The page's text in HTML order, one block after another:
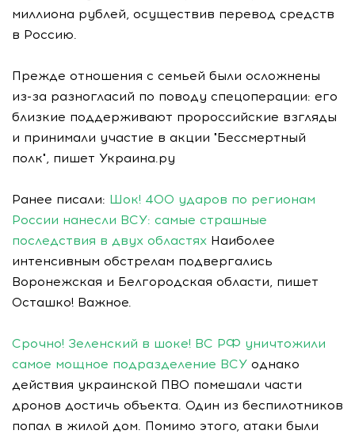
миллиона рублей, осуществив перевод средств
в Россию.
Прежде отношения с семьей были осложнены
из-за разногласий по поводу спецоперации: его
близкие поддерживают пророссийские взгляды
и принимали участие в акции "Бессмертный
полк", пишет Украина.ру
Ранее писали: Шок! 400 ударов по регионам
России нанесли ВСУ: самые страшные
последствия в двух областях Наиболее
интенсивным обстрелам подвергались
Воронежская и Белгородская области, пишет
Осташко! Важное.
Срочно! Зеленский в шоке! ВС РФ уничтожили
самое мощное подразделение ВСУ однако
действия украинской ПВО помешали части
дронов достичь объекта. Один из беспилотников
попал в жилой дом. Помимо этого, атаки были